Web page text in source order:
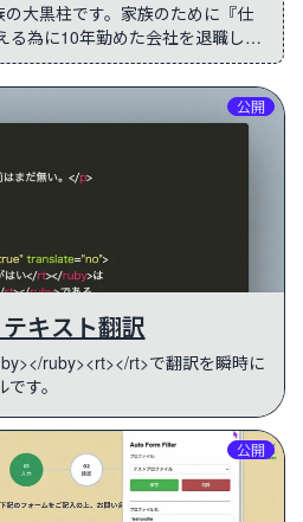
大黒柱です。家族のために『仕
る為に10年勤めた会社を退職し
立いたしました。 私の夢の
イベントに全て出席すること』
界で生きていくことを決断しまし
公開
キスト翻訳
ruby><rt></rt>で翻訳を瞬時に
す。
公開